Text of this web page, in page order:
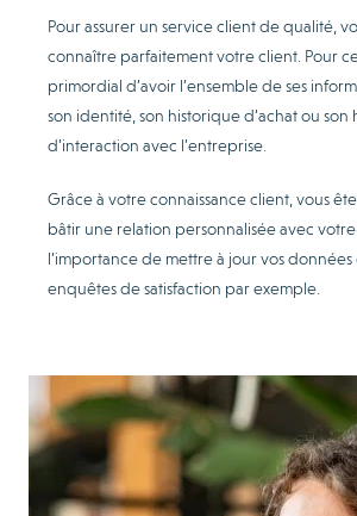
Pour assurer un service client de qualité,
connaître parfaitement votre client. Pour
primordial d’avoir l’ensemble de ses
son identité, son historique d’achat ou son
d’interaction avec l’entreprise.
Grâce à votre connaissance client, vous
bâtir une relation personnalisée avec votre
l’importance de mettre à jour vos données
enquêtes de satisfaction par exemple.